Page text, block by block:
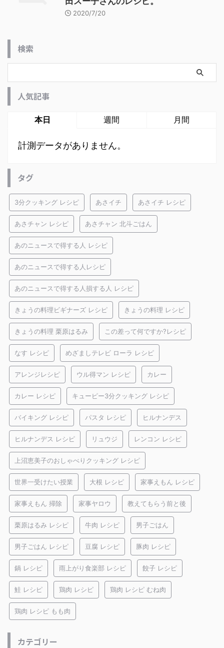
2020/7/20
検索
人気記事
本日 週間 月間
計測データがありません。
タグ
3分クッキング レシピ あさイチ あさイチ レシピ
あさチャン レシピ あさチャン 北斗ごはん
あのニュースで得する人 レシピ
あのニュースで得する人レシピ
あのニュースで得する人損する人 レシピ
きょうの料理ビギナーズ レシピ きょうの料理 レシピ
きょうの料理 栗原はるみ この差って何ですか?レシピ
なす レシピ めざましテレビ ローラ レシピ
アレンジレシピ ウル得マン レシピ カレー
カレー レシピ キューピー3分クッキング レシピ
バイキング レシピ パスタ レシピ ヒルナンデス
ヒルナンデス レシピ リュウジ レンコン レシピ
上沼恵美子のおしゃべりクッキング レシピ
世界一受けたい授業 大根 レシピ 家事えもん レシピ
家事えもん 掃除 家事ヤロウ 教えてもらう前と後
栗原はるみ レシピ 牛肉 レシピ 男子ごはん
男子ごはん レシピ 豆腐 レシピ 豚肉 レシピ
鍋 レシピ 雨上がり食楽部 レシピ 餃子 レシピ
鮭 レシピ 鶏肉 レシピ 鶏肉 レシピ むね肉
鶏肉 レシピ もも肉
カテゴリー